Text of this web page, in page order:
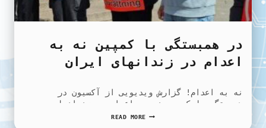
در همبستگی با کمپین نه به
اعدام در زندانهای ایران
نه به اعدام! گزارش ویدیویی از آکسیون در
همبستگی با کمپین نه به اعدام در زندانهای…
READ MOREدر